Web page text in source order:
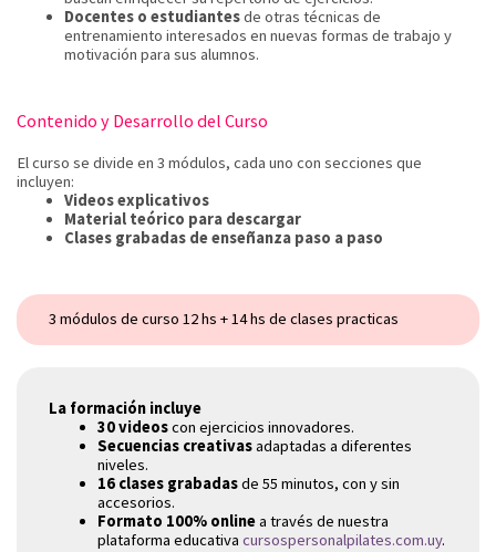
Docentes o estudiantesde otras técnicas de
entrenamiento interesados en nuevas formas de trabajo y
motivación para sus alumnos.
Contenido y Desarrollo del Curso
El curso se divide en 3 módulos, cada uno con secciones que
incluyen:
Videos explicativos
Material teórico para descargar
Clases grabadas de enseñanza paso a paso
3 módulos de curso 12 hs + 14 hs de clases practicas
La formación incluye
30 videoscon ejercicios innovadores.
Secuencias creativasadaptadas a diferentes
niveles.
16 clases grabadasde 55 minutos, con y sin
accesorios.
Formato 100% onlinea través de nuestra
plataforma educativa cursospersonalpilates.com.uy.